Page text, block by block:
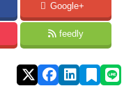
Google+
feedly